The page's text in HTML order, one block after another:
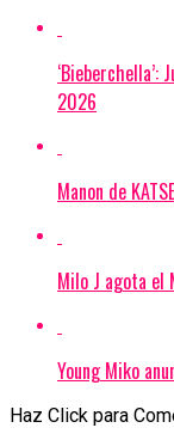
2026
Manon de
Milo J agota el
Young Miko
Haz Click para